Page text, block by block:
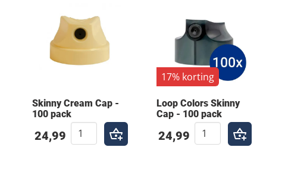
Skinny Cream Cap -
100 pack
24,99
17% korting
Loop Colors Skinny
Cap - 100 pack
24,99